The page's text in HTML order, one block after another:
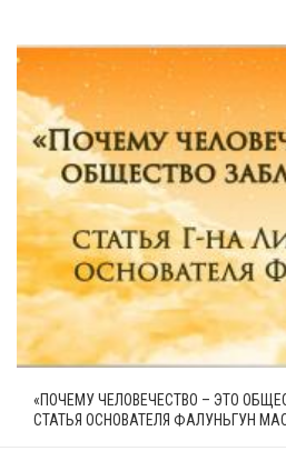
«ПОЧЕМУ ЧЕЛОВЕЧЕСТВО – ЭТО
СТАТЬЯ ОСНОВАТЕЛЯ ФАЛУНЬГУН